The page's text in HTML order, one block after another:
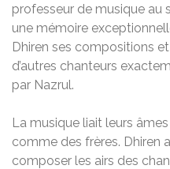
professeur de musique au
une mémoire
Dhiren ses compositions
d’autres chanteurs
par Nazrul.
La musique liait leurs
comme des frères. Dhiren
composer les airs des